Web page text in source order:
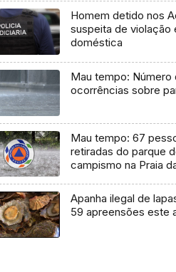
Homem detido nos
suspeita de violação
doméstica
Mau tempo: Número
ocorrências sobre
Mau tempo: 67
retiradas do parque
campismo na Praia
Apanha ilegal de
59 apreensões este